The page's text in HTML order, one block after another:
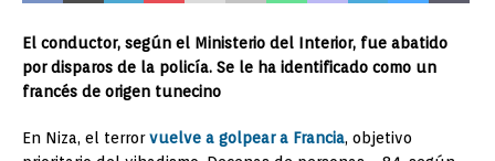
El conductor, según el Ministerio del Interior, fue abatido
por disparos de la policía. Se le ha identificado como un
francés de origen tunecino
En Niza, el terrorvuelve a golpear a Francia, objetivo